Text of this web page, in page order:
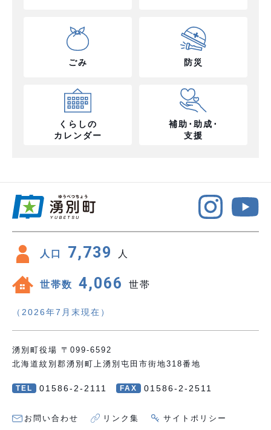
ごみ 防災
くらしの
カレンダー
補助･助成･
支援
人口 7,739 人
世帯数 4,066 世帯
（2026年7月末現在）
湧別町役場 〒099-6592
北海道紋別郡湧別町上湧別屯田市街地318番地
TEL 01586-2-2111 FAX 01586-2-2511
お問い合わせ リンク集 サイトポリシー